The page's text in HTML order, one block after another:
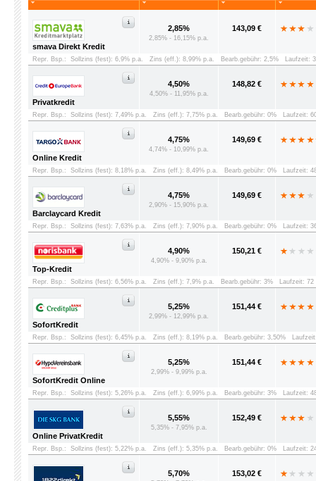
smava Direkt Kredit
2,85%
2,85% - 16,15% p.a.
143,09 €
Repr. Bsp.: Sollzins (fest): 6,9% p.a. Zins (eff.): 8,99% p.a. Bearb.gebühr: 2,5% Laufzeit:
Privatkredit
4,50%
4,50% - 11,95% p.a.
148,82 €
Repr. Bsp.: Sollzins (fest): 7,49% p.a. Zins (eff.): 7,75% p.a. Bearb.gebühr: 0% Laufzeit:
Online Kredit
4,75%
4,74% - 10,99% p.a.
149,69 €
Repr. Bsp.: Sollzins (fest): 8,18% p.a. Zins (eff.): 8,49% p.a. Bearb.gebühr: 0% Laufzeit:
Barclaycard Kredit
4,75%
2,90% - 15,90% p.a.
149,69 €
Repr. Bsp.: Sollzins (fest): 7,63% p.a. Zins (eff.): 7,90% p.a. Bearb.gebühr: 0% Laufzeit:
Top-Kredit
4,90%
4,90% - 9,90% p.a.
150,21 €
Repr. Bsp.: Sollzins (fest): 6,56% p.a. Zins (eff.): 7,9% p.a. Bearb.gebühr: 3% Laufzeit: 72
SofortKredit
5,25%
2,99% - 12,99% p.a.
151,44 €
Repr. Bsp.: Sollzins (fest): 6,45% p.a. Zins (eff.): 8,19% p.a. Bearb.gebühr: 3,50%
SofortKredit Online
5,25%
2,99% - 9,99% p.a.
151,44 €
Repr. Bsp.: Sollzins (fest): 5,26% p.a. Zins (eff.): 6,99% p.a. Bearb.gebühr: 3% Laufzeit:
Online PrivatKredit
5,55%
5,35% - 7,95% p.a.
152,49 €
Repr. Bsp.: Sollzins (fest): 5,22% p.a. Zins (eff.): 5,35% p.a. Bearb.gebühr: 0% Laufzeit:
5,70% 153,02 €